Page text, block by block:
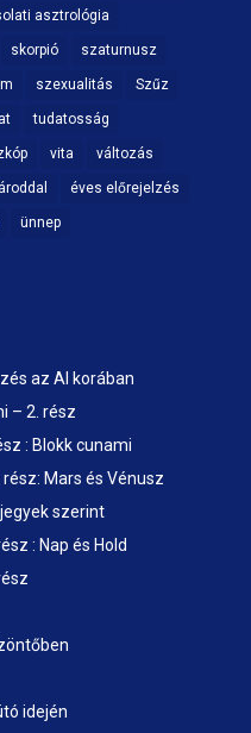
asztrológia
skorpió szaturnusz
szexualitás Szűz
tudatosság
vita változás
éves előrejelzés
ünnep
az AI korában
– 2. rész
: Blokk cunami
Mars és Vénusz
szerint
: Nap és Hold
idején